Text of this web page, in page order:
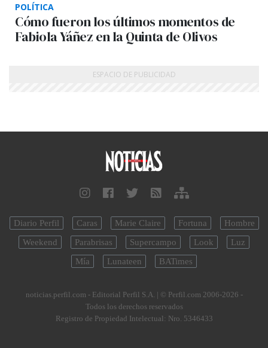
POLÍTICA
Cómo fueron los últimos momentos de
Fabiola Yáñez en la Quinta de Olivos
Diario Perfil Caras Marie Claire Fortuna
Hombre
Weekend
Parabrisas Supercampo Look
Luz
Mía
Lunateen BATimes
noticias.perfil.com - Editorial Perfil S.A. | © Perfil.com 2006-2026 -
Todos los derechos reservados
Registro de Propiedad Intelectual: Nro. 5346433